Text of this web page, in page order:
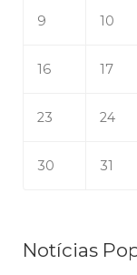
9 10
16 17
23 24
30 31
Notícias